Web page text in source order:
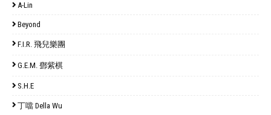
A-Lin
Beyond
F.I.R. 飛兒樂團
G.E.M. 鄧紫棋
S.H.E
丁噹 Della Wu